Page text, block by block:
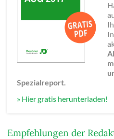
Spezialreport.
» Hier gratis herunterladen!
Empfehlungen der